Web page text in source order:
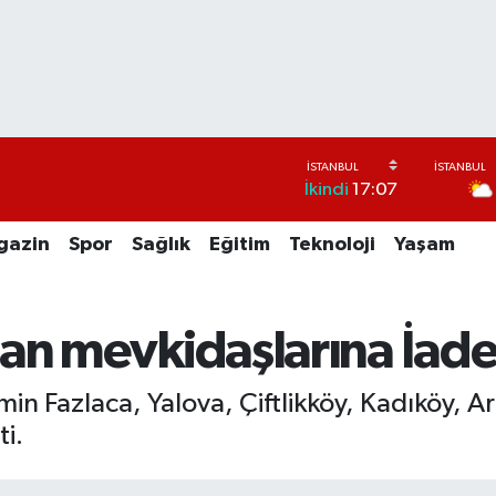
İkindi 17:07
Spor Sağlık Eğitim Teknoloji Yaşam
mevkidaşlarına
Fazlaca, Yalova, Çiftlikköy, Kadıköy,